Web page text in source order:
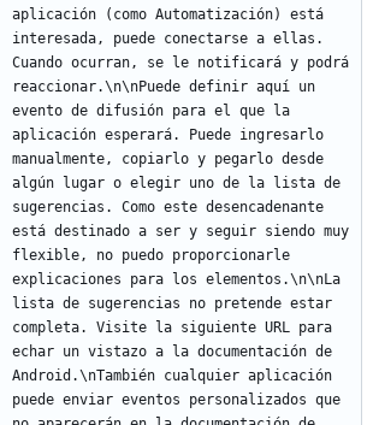
aplicación (como Automatización) está
interesada, puede conectarse a ellas.
Cuando ocurran, se le notificará y podrá
reaccionar.\n\nPuede definir aquí un
evento de difusión para el que la
aplicación esperará. Puede ingresarlo
manualmente, copiarlo y pegarlo desde
algún lugar o elegir uno de la lista de
sugerencias. Como este desencadenante
está destinado a ser y seguir siendo muy
flexible, no puedo proporcionarle
explicaciones para los elementos.\n\nLa
lista de sugerencias no pretende estar
completa. Visite la siguiente URL para
echar un vistazo a la documentación de
Android.\nTambién cualquier aplicación
puede enviar eventos personalizados que